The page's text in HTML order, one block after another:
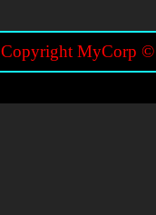
Copyright MyCorp